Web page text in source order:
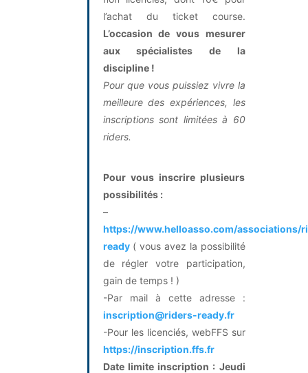
l’achat du ticket course.
L’occasion de vous mesurer
aux spécialistes de la
discipline !
Pour que vous puissiez vivre la
meilleure des expériences, les
inscriptions sont limitées à 60
riders.
Pour vous inscrire plusieurs
possibilités :
–
https://www.helloasso.com/associations/
ready( vous avez la possibilité
de régler votre participation,
gain de temps ! )
-Par mail à cette adresse :
inscription@riders-ready.fr
-Pour les licenciés, webFFS sur
https://inscription.ffs.fr
Date limite inscription : Jeudi